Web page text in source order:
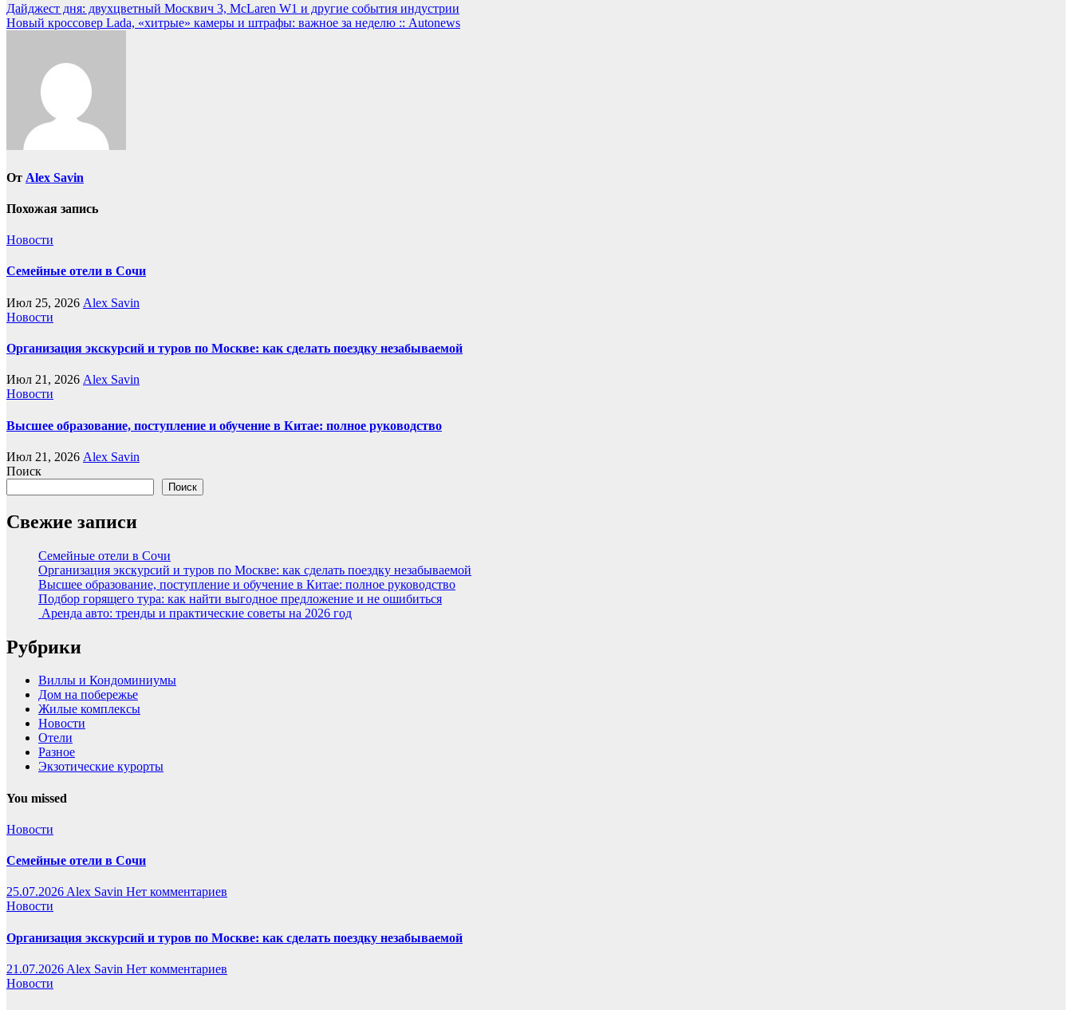
Навигация
по
Дайджест дня: двухцветный Москвич 3, McLaren W1 и другие события индустрии
Новый кроссовер Lada, «хитрые» камеры и штрафы: важное за неделю :: Autonews
От Alex Savin
Похожая запись
Новости
Семейные отели в Сочи
Июл 25, 2026 Alex Savin
Новости
Организация экскурсий и туров по Москве: как сделать поездку незабываемой
Июл 21, 2026 Alex Savin
Новости
Высшее образование, поступление и обучение в Китае: полное руководство
Июл 21, 2026 Alex Savin
Поиск
Поиск
Свежие записи
Семейные отели в Сочи
Организация экскурсий и туров по Москве: как сделать поездку незабываемой
Высшее образование, поступление и обучение в Китае: полное руководство
Подбор горящего тура: как найти выгодное предложение и не ошибиться
Аренда авто: тренды и практические советы на 2026 год
Рубрики
Виллы и Кондоминиумы
Дом на побережье
Жилые комплексы
Новости
Отели
Разное
Экзотические курорты
You missed
Новости
Семейные отели в Сочи
25.07.2026Alex Savin Нет комментариев
Новости
Организация экскурсий и туров по Москве: как сделать поездку незабываемой
21.07.2026 Alex Savin Нет комментариев
Новости